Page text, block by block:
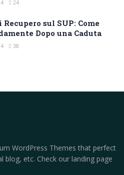
24
sul SUP: Come
Dopo una Caduta
38
WordPress Themes that perfect
blog, etc. Check our landing page